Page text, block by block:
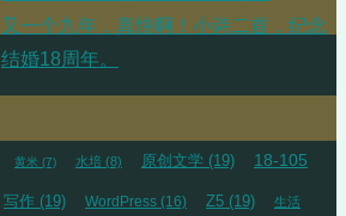
又一个九年，真快啊！小诗二首，纪念
结婚18周年。
黄米 (7) 水培 (8) 原创文学 (19) 18-105
写作 (19) WordPress (16) Z5 (19) 生活